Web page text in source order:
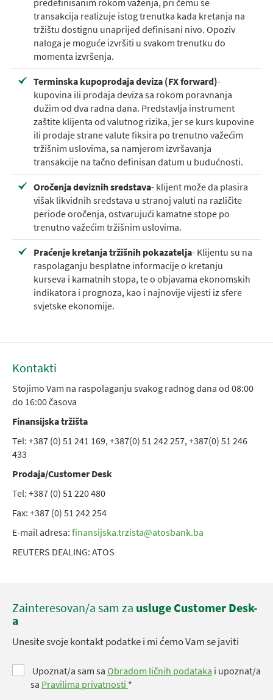
predefinisanim rokom važenja, pri čemu se
transakcija realizuje istog trenutka kada kretanja na
tržištu dostignu unaprijed definisani nivo. Opoziv
naloga je moguće izvršiti u svakom trenutku do
momenta izvršenja.
Terminska kupoprodaja deviza (FX forward)-
kupovina ili prodaja deviza sa rokom poravnanja
dužim od dva radna dana. Predstavlja instrument
zaštite klijenta od valutnog rizika, jer se kurs kupovine
ili prodaje strane valute fiksira po trenutno važećim
tržišnim uslovima, sa namjerom izvršavanja
transakcije na tačno definisan datum u budućnosti.
Oročenja deviznih sredstava- klijent može da plasira
višak likvidnih sredstava u stranoj valuti na različite
periode oročenja, ostvarujući kamatne stope po
trenutno važećim tržišnim uslovima.
Praćenje kretanja tržišnih pokazatelja- Klijentu su na
raspolaganju besplatne informacije o kretanju
kurseva i kamatnih stopa, te o objavama ekonomskih
indikatora i prognoza, kao i najnovije vijesti iz sfere
svjetske ekonomije.
Kontakti
Stojimo Vam na raspolaganju svakog radnog dana od 08:00
do 16:00 časova
Finansijska tržišta
Tel: +387 (0) 51 241 169, +387(0) 51 242 257, +387(0) 51 246
433
Prodaja/Customer Desk
Tel: +387 (0) 51 220 480
Fax: +387 (0) 51 242 254
E-mail adresa: finansijska.trzista@atosbank.ba
REUTERS DEALING: ATOS
Zainteresovan/a sam za usluge Customer Desk-
a
Unesite svoje kontakt podatke i mi ćemo Vam se javiti
Upoznat/a sam sa Obradom ličnih podataka i upoznat/a
sa Pravilima privatnosti *